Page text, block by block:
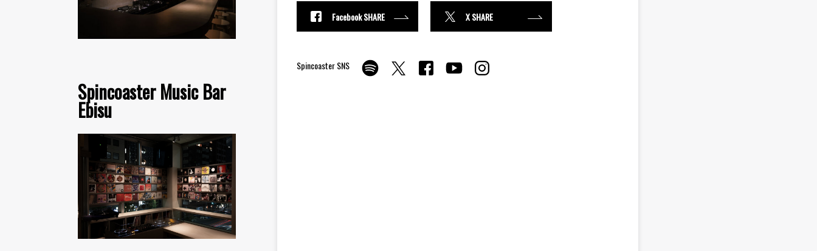
Spincoaster Music Bar
Ebisu
Facebook SHARE X SHARE
Spincoaster SNS